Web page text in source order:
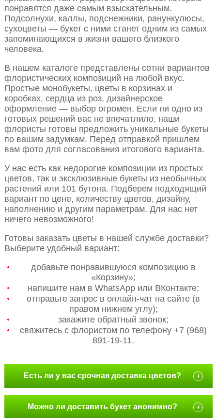
понравятся даже самым взыскательным.
Подсолнухи, каллы, подснежники, ранункулюсы,
сухоцветы — букет с ними станет одним из самых
запоминающихся в жизни вашего близкого
человека.
В нашем каталоге представлены сотни вариантов
флористических композиций на любой вкус.
Простые монобукеты, цветы в корзинах и
коробках, сердца из роз, дизайнерское
оформление — выбор огромен. Если ни одно из
готовых решений вас не впечатлило, наши
флористы готовы предложить уникальные букеты
по вашим задумкам. Перед отправкой пришлем
вам фото для согласования итогового варианта.
У нас есть как недорогие композиции из простых
цветов, так и эксклюзивные букеты из необычных
растений или 101 бутона. Подберем подходящий
вариант по цене, количеству цветов, дизайну,
наполнению и другим параметрам. Для нас нет
ничего невозможного!
Готовы заказать цветы в нашей службе доставки?
Выберите удобный вариант:
добавьте понравившуюся композицию в
«Корзину»;
напишите нам в WhatsApp или ВКонтакте;
отправьте запрос в онлайн-чат на сайте (в
правом нижнем углу);
закажите обратный звонок;
свяжитесь с флористом по телефону +7 (968)
891-19-11.
Есть ли у вас срочная доставка цветов? +
Можно ли доставить букет анонимно? +